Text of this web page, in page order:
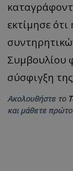
εκτίμησε
Συμβουλίου
σύσφιγξη
Ακολουθήστε το
και μάθετε